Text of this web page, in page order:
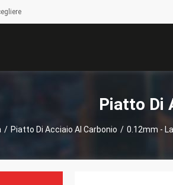
Piatto Di
/ Piatto Di Acciaio Al Carbonio / 0.12mm -